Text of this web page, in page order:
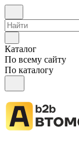
Каталог
По всему сайту
По каталогу